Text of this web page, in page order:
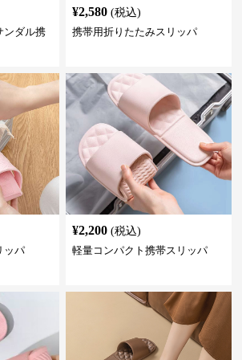
ンダル携
¥2,580 (税込)
携帯用折りたたみスリッパ
ッパ
¥2,200 (税込)
軽量コンパクト携帯スリッパ